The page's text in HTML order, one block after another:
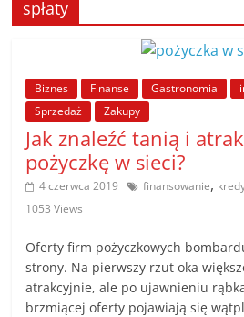
ciekawe
rady
–
poznaj
te
poradniki.
Porady
spłaty
Biznes Finanse Gastronomia
Sprzedaż
Zakupy
Jak znaleźć tanią i
pożyczkę w sieci?
4 czerwca 2019 finansowanie,
1053 Views
Oferty firm pożyczkowych
strony. Na pierwszy rzut oka
atrakcyjnie, ale po ujawnieniu
brzmiącej oferty pojawiają się